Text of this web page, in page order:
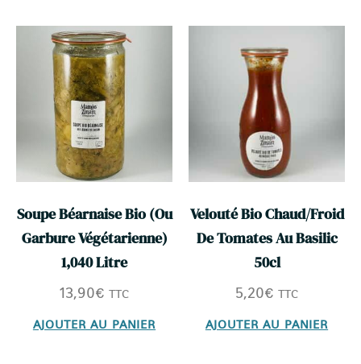
Soupe Béarnaise Bio (ou
Garbure Végétarienne)
1,040 Litre
13,90€ TTC
AJOUTER AU PANIER
Velouté Bio Chaud/froid
De Tomates Au Basilic
50cl
5,20€ TTC
AJOUTER AU PANIER